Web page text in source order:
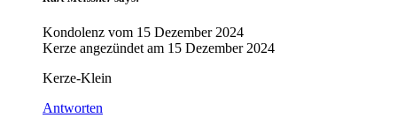
Kondolenz vom 15 Dezember 2024
Kerze angezündet am 15 Dezember 2024
Kerze-Klein
Antworten